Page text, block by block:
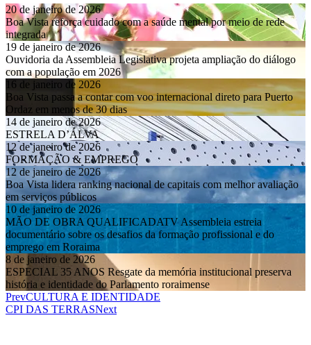
20 de janeiro de 2026
Boa Vista reforça cuidado com a saúde mental por meio de rede
integrada
19 de janeiro de 2026
Ouvidoria da Assembleia Legislativa projeta ampliação do diálogo
com a população em 2026
16 de janeiro de 2026
Boa Vista passa a contar com voo internacional direto para Puerto
Ordaz em menos de 30 dias
14 de janeiro de 2026
ESTRELA D’ÁLVA
12 de janeiro de 2026
FORMAÇÃO & EMPREGO
12 de janeiro de 2026
Boa Vista lidera ranking nacional de capitais com melhor avaliação
em serviços públicos
10 de janeiro de 2026
MÃO DE OBRA QUALIFICADATV Assembleia estreia
documentário sobre os desafios da formação profissional e do
emprego em Roraima
8 de janeiro de 2026
ESPECIAL 35 ANOS Resgate da memória institucional preserva
história e identidade do Parlamento roraimense
PrevCULTURA E IDENTIDADE
CPI DAS TERRASNext